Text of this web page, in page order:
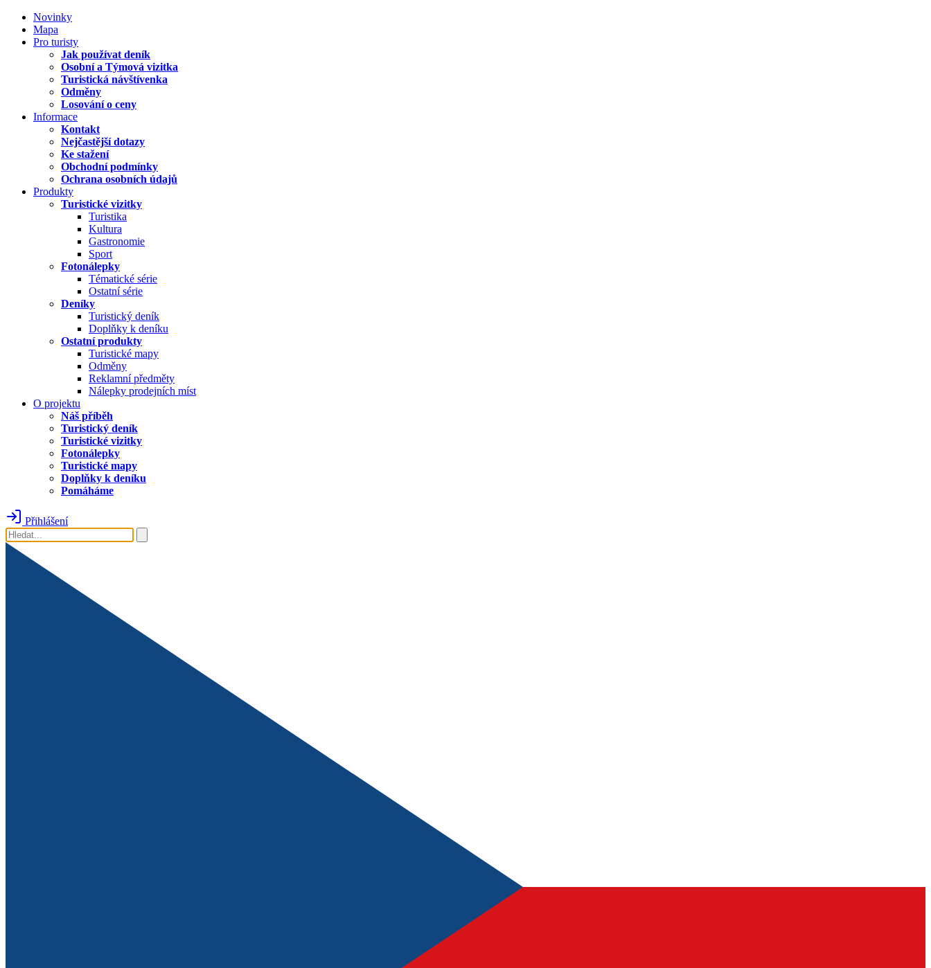
Novinky
Mapa
Pro turisty
Jak používat deník
Osobní a Týmová vizitka
Turistická návštívenka
Odměny
Losování o ceny
Informace
Kontakt
Nejčastější dotazy
Ke stažení
Obchodní podmínky
Ochrana osobních údajů
Produkty
Turistické vizitky
Turistika
Kultura
Gastronomie
Sport
Fotonálepky
Tématické série
Ostatní série
Deníky
Turistický deník
Doplňky k deníku
Ostatní produkty
Turistické mapy
Odměny
Reklamní předměty
Nálepky prodejních míst
O projektu
Náš příběh
Turistický deník
Turistické vizitky
Fotonálepky
Turistické mapy
Doplňky k deníku
Pomáháme
Přihlášení